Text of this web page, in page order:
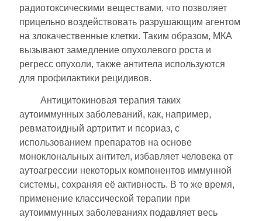
радиотоксическими веществами, что позволяет
прицельно воздействовать разрушающим агентом
на злокачественные клетки. Таким образом, МКА
вызывают замедление опухолевого роста и
регресс опухоли, также антитела используются
для профилактики рецидивов.
Антицитокиновая терапия таких
аутоиммунных заболеваний, как, например,
ревматоидный артритит и псориаз, с
использованием препаратов на основе
моноклональных антител, избавляет человека от
аутоагрессии некоторых компонентов иммунной
системы, сохраняя её активность. В то же время,
применение классической терапии при
аутоиммунных заболеваниях подавляет весь